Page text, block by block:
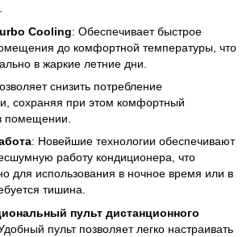
Cooling: Обеспечивает быстрое
до комфортной температуры, что
в жаркие летние дни.
снизить потребление
сохраняя при этом комфортный
помещении.
: Новейшие технологии обеспечивают
работу кондиционера, что
для использования в ночное время или в
тишина.
пульт дистанционного
пульт позволяет легко настраивать